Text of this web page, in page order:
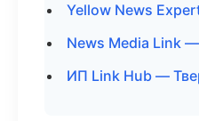
Yellow News
News Media Link
ИП Link Hub —